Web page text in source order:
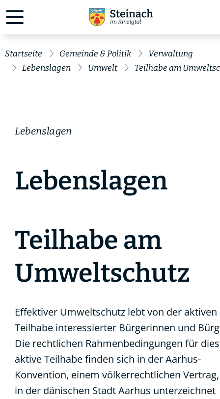
Startseite Gemeinde & Politik
Verwaltung
Lebenslagen
Umwelt Teilhabe am
Lebenslagen
Lebenslagen
Teilhabe am
Umweltschutz
Effektiver Umweltschutz lebt von der aktiven
Teilhabe interessierter Bürgerinnen und
Die rechtlichen Rahmenbedingungen für
aktive Teilhabe finden sich in der Aarhus-
Konvention, einem völkerrechtlichen
in der dänischen Stadt Aarhus unterzeichnet